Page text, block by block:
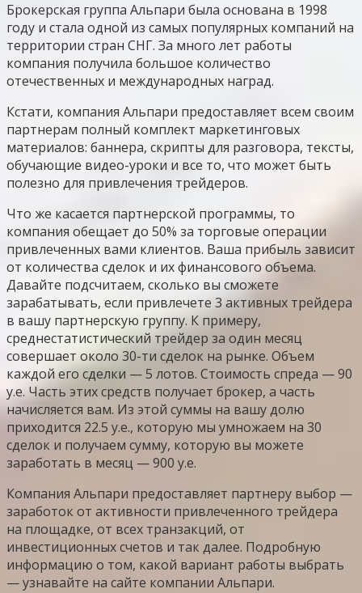
Брокерская группа Альпари была основана в 1998
году и стала одной из самых популярных компаний на
территории стран СНГ. За много лет работы
компания получила большое количество
отечественных и международных наград.
Кстати, компания Альпари предоставляет всем своим
партнерам полный комплект маркетинговых
материалов: баннера, скрипты для разговора, тексты,
обучающие видео-уроки и все то, что может быть
полезно для привлечения трейдеров.
Что же касается партнерской программы, то
компания обещает до 50% за торговые операции
привлеченных вами клиентов. Ваша прибыль зависит
от количества сделок и их финансового объема.
Давайте подсчитаем, сколько вы сможете
зарабатывать, если привлечете 3 активных трейдера
в вашу партнерскую группу. К примеру,
среднестатистический трейдер за один месяц
совершает около 30-ти сделок на рынке. Объем
каждой его сделки — 5 лотов. Стоимость спреда — 90
y.e. Часть этих средств получает брокер, а часть
начисляется вам. Из этой суммы на вашу долю
приходится 22.5 y.e., которую мы умножаем на 30
сделок и получаем сумму, которую вы можете
заработать в месяц — 900 у.е.
Компания Альпари предоставляет партнеру выбор —
заработок от активности привлеченного трейдера
на площадке, от всех транзакций, от
инвестиционных счетов и так далее. Подробную
информацию о том, какой вариант работы выбрать
— узнавайте на сайте компании Альпари.